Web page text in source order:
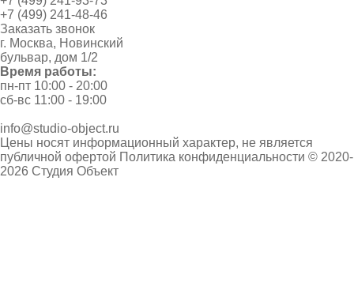
+7 (499) 241-48-46
Заказать звонок
г. Москва, Новинский
бульвар, дом 1/2
Время работы:
пн-пт 10:00 - 20:00
сб-вс 11:00 - 19:00
info@studio-object.ru
Цены носят информационный характер, не является
публичной офертой Политика конфиденциальности © 2020-
2026 Студия Объект